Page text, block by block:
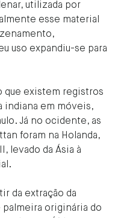
utilizada por
esse material
uso expandiu-se para
que existem registros
indiana em móveis,
Já no ocidente, as
foram na Holanda,
levado da Ásia à
da extração da
palmeira originária do